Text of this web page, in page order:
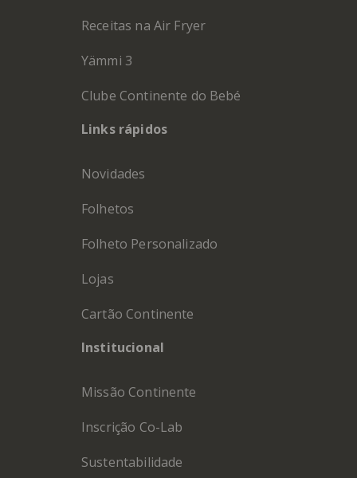
Receitas na Air Fryer
Yämmi 3
Clube Continente do Bebé
Links rápidos
Novidades
Folhetos
Folheto Personalizado
Lojas
Cartão Continente
Institucional
Missão Continente
Inscrição Co-Lab
Sustentabilidade